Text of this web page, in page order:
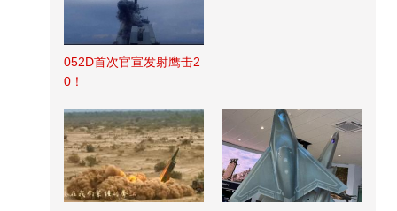
052D首次官宣发射鹰击2
0！